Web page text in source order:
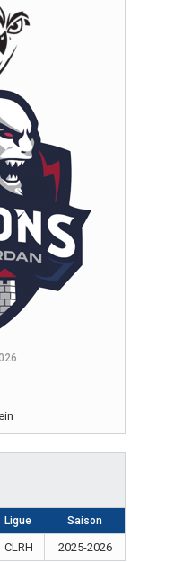
Ligue Saison
CLRH 2025-2026